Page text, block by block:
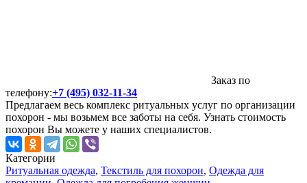
Заказ по
телефону:+7 (495) 032-11-34
Предлагаем весь комплекс ритуальных услуг по организации
похорон - мы возьмем все заботы на себя. Узнать стоимость
похорон Вы можете у наших специалистов.
Категории
Ритуальная одежда, Текстиль для похорон, Одежда для